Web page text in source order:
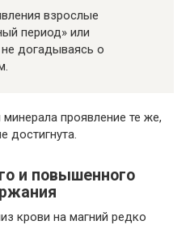
взрослые
период» или
догадываясь о
проявление те же,
достигнута.
и повышенного
крови на магний редко